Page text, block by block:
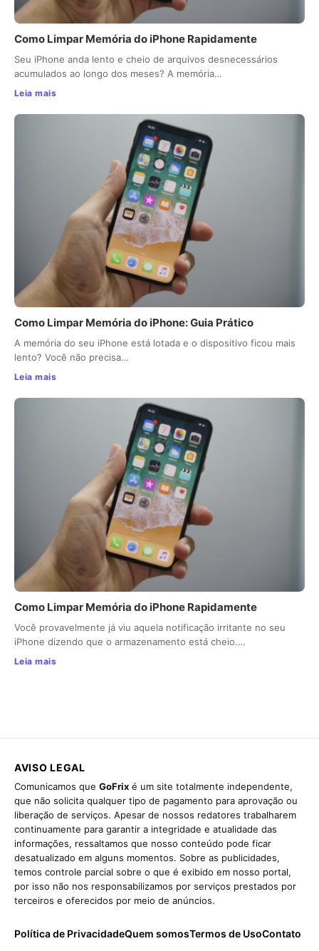
Como Limpar Memória do iPhone Rapidamente
Seu iPhone anda lento e cheio de arquivos desnecessários
acumulados ao longo dos meses? A memória…
Leia mais
Como Limpar Memória do iPhone: Guia Prático
A memória do seu iPhone está lotada e o dispositivo ficou mais
lento? Você não precisa…
Leia mais
Como Limpar Memória do iPhone Rapidamente
Você provavelmente já viu aquela notificação irritante no seu
iPhone dizendo que o armazenamento está cheio.…
Leia mais
AVISO LEGAL
Comunicamos que GoFrix é um site totalmente independente,
que não solicita qualquer tipo de pagamento para aprovação ou
liberação de serviços. Apesar de nossos redatores trabalharem
continuamente para garantir a integridade e atualidade das
informações, ressaltamos que nosso conteúdo pode ficar
desatualizado em alguns momentos. Sobre as publicidades,
temos controle parcial sobre o que é exibido em nosso portal,
por isso não nos responsabilizamos por serviços prestados por
terceiros e oferecidos por meio de anúncios.
Política de PrivacidadeQuem somosTermos de UsoContato